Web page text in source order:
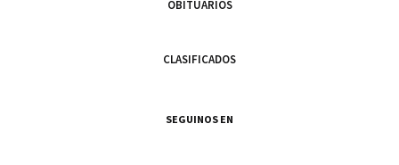
OBITUARIOS
CLASIFICADOS
SEGUINOS EN